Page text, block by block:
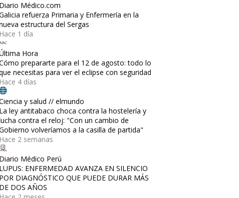
Diario Médico.com
refuerza Primaria y Enfermería en la
estructura del Sergas
Hace 1 día
Hora
prepararte para el 12 de agosto: todo lo
necesitas para ver el eclipse con seguridad
Hace 4 días
y salud // elmundo
La ley antitabaco choca contra la hostelería y
contra el reloj: "Con un cambio de
volveríamos a la casilla de partida"
Hace 2 semanas
Diario Médico Perú
LUPUS: ENFERMEDAD AVANZA EN SILENCIO
POR DIAGNÓSTICO QUE PUEDE DURAR MÁS
DE DOS AÑOS